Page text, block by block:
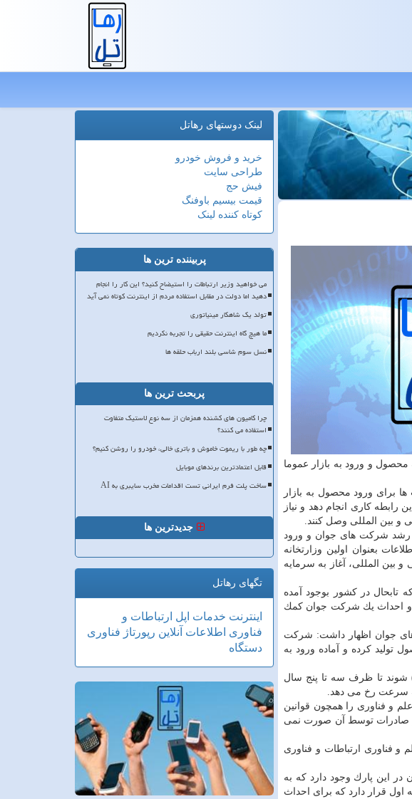
به محصول و ورود به بازار عموما
برای ورود محصول به بازار
رابطه كاری انجام دهد و نیاز
و بین المللی وصل كنند.
رشد شركت های جوان و ورود
بعنوان اولین وزارتخانه
بین المللی، آغاز به سرمایه
تابحال در كشور بوجود آمده
و احداث یك شركت جوان كمك
جوان اظهار داشت: شركت
و محصول تولید كرده و آماده ورود به
شوند تا ظرف سه تا پنج سال
سرعت رخ می دهد.
و فناوری را همچون قوانین
و صادرات توسط آن صورت نمی
آگاهی داد و اضافه كرد: الان ۱۰ شركت در پارك علم و فناوری ارتباطات و فناوری
امام سجاد (ع) با اشاره به اینكه ۱۷ هزار متر ساختمان در این پارك وجود دارد كه به
قرار دارد كه برای احداث
لینک دوستهای رهاتل
خرید و فروش خودرو
طراحی سایت
فیش حج
قیمت بیسیم باوفنگ
کوتاه کننده لینک
پربیننده ترین ها
می خواهید وزیر ارتباطات را استیضاح کنید؟ این کار را انجام
دهید اما دولت در مقابل استفاده مردم از اینترنت کوتاه نمی آید
تولد یک شاهکار مینیاتوری
ما هیچ گاه اینترنت حقیقی را تجربه نکردیم
نسل سوم شاسی بلند ارباب حلقه ها
پربحث ترین ها
چرا کامیون های کشنده همزمان از سه نوع لاستیک متفاوت
استفاده می کنند؟
چه طور با ریموت خاموش و باتری خالی، خودرو را روشن کنیم؟
قابل اعتمادترین برندهای موبایل
ساخت پلت فرم ایرانی تست اقدامات مخرب سایبری به AI
جدیدترین ها
تگهای رهاتل
اینترنت خدمات اپل ارتباطات و
فناوری اطلاعات آنلاین رپورتاژ فناوری
دستگاه